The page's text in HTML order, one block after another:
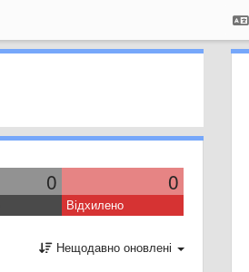
0 0
Відхилено
Нещодавно оновлені